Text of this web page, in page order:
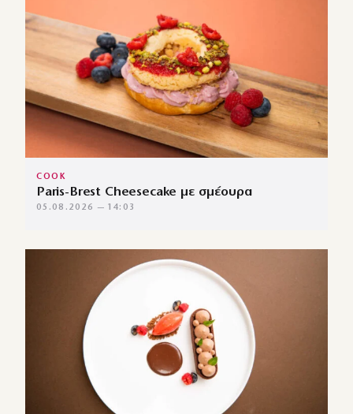
COOK
Paris-Brest Cheesecake με σμέουρα
05.08.2026 — 14:03